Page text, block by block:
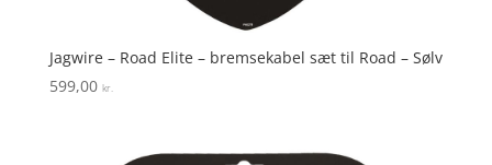
Jagwire – Road Elite – bremsekabel sæt til Road – Sølv
599,00 kr.